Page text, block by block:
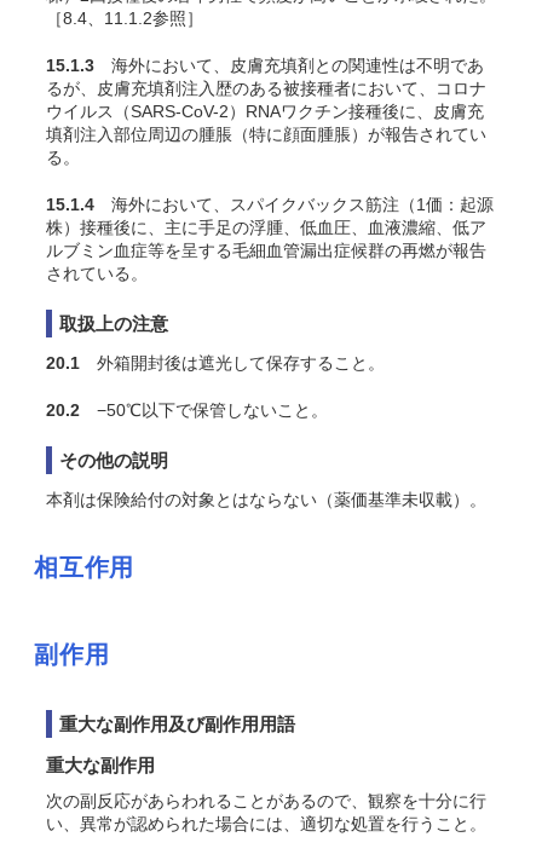
［8.4、11.1.2参照］
15.1.3 海外において、皮膚充填剤との関連性は不明であ
るが、皮膚充填剤注入歴のある被接種者において、コロナ
ウイルス（SARS-CoV-2）RNAワクチン接種後に、皮膚充
填剤注入部位周辺の腫脹（特に顔面腫脹）が報告されてい
る。
15.1.4 海外において、スパイクバックス筋注（1価：起源
株）接種後に、主に手足の浮腫、低血圧、血液濃縮、低ア
ルブミン血症等を呈する毛細血管漏出症候群の再燃が報告
されている。
取扱上の注意
20.1 外箱開封後は遮光して保存すること。
20.2 −50℃以下で保管しないこと。
その他の説明
本剤は保険給付の対象とはならない（薬価基準未収載）。
相互作用
副作用
重大な副作用及び副作用用語
重大な副作用
次の副反応があらわれることがあるので、観察を十分に行
い、異常が認められた場合には、適切な処置を行うこと。